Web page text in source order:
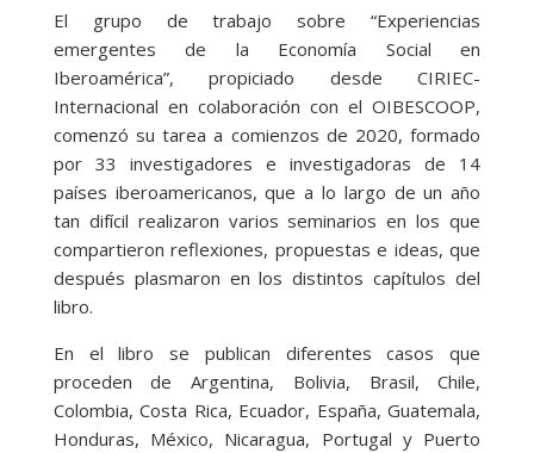
El grupo de trabajo sobre “Experiencias
emergentes de la Economía Social en
Iberoamérica”, propiciado desde CIRIEC-
Internacional en colaboración con el OIBESCOOP,
comenzó su tarea a comienzos de 2020, formado
por 33 investigadores e investigadoras de 14
países iberoamericanos, que a lo largo de un año
tan difícil realizaron varios seminarios en los que
compartieron reflexiones, propuestas e ideas, que
después plasmaron en los distintos capítulos del
libro.
En el libro se publican diferentes casos que
proceden de Argentina, Bolivia, Brasil, Chile,
Colombia, Costa Rica, Ecuador, España, Guatemala,
Honduras, México, Nicaragua, Portugal y Puerto